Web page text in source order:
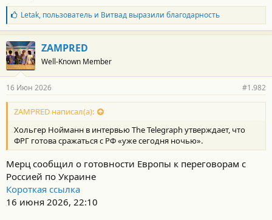
Б
л
а
г
о
д
а
н
о
с
и
:
Letak, пользовательи Витвадвыразили благодарность
ZAMPRED
Well-Known Member
16 Июн 2026 #1.982
ZAMPRED написал(а):
Хольгер Нойманн в интервью The Telegraph утверждает, что
ФРГ готова сражаться с РФ «уже сегодня ночью».
Мерц сообщил о готовности Европы к переговорам с
Россией по Украине
Короткая ссылка
16 июня 2026, 22:10